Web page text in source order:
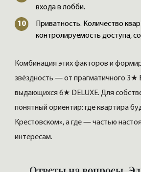
входа в лобби.
Приватность. Количество
контролируемость доступа,
Комбинация этих факторов и
звёздность — от прагматичного 3★
выдающихся 6★ DELUXE. Для
понятный ориентир: где квартира
Крестовском», а где — частью
интересам.